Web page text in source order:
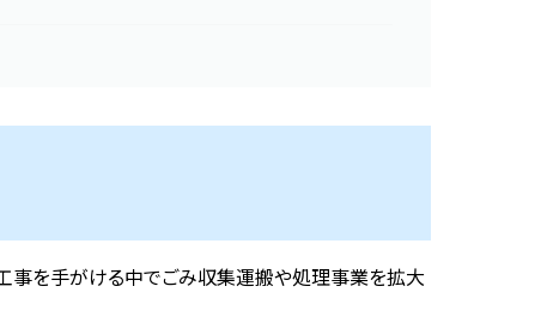
事を手がける中でごみ収集運搬や処理事業を拡大